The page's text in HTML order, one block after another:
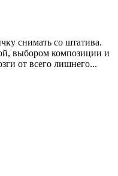
снимать со штатива.
выбором композиции и
от всего лишнего...